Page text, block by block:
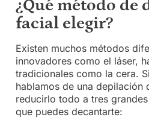
¿Qué método de
facial elegir?
Existen muchos métodos
innovadores como el láser,
tradicionales como la cera.
hablamos de una depilación
reducirlo todo a tres
que puedes decantarte: